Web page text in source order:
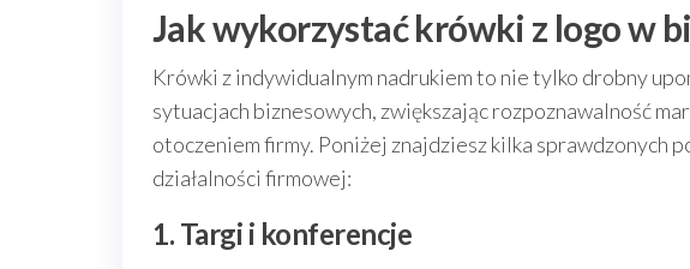
Jak wykorzystać krówki z logo w
Krówki z indywidualnym nadrukiem to nie tylko drobny
sytuacjach biznesowych, zwiększając rozpoznawalność
otoczeniem firmy. Poniżej znajdziesz kilka sprawdzonych
działalności firmowej:
1. Targi i konferencje